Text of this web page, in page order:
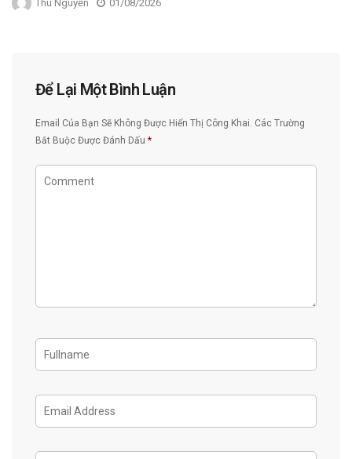
Thu Nguyễn 01/08/2026
Để Lại Một Bình Luận
Email Của Bạn Sẽ Không Được Hiển Thị Công Khai. Các Trường
Bắt Buộc Được Đánh Dấu *